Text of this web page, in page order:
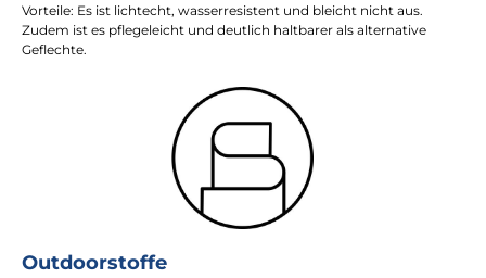
Vorteile: Es ist lichtecht, wasserresistent und bleicht nicht aus.
Zudem ist es pflegeleicht und deutlich haltbarer als alternative
Geflechte.
Outdoorstoffe